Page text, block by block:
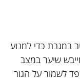
במגבת כדי למנוע
שיער במצב
לשמור על הגור